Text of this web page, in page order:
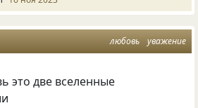
любовь уважение
это две вселенные